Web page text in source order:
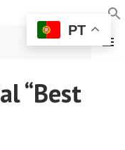
DE
MENU
“Best
PT